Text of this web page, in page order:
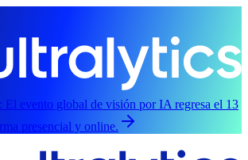
El evento global de visión por IA regresa el 13
presencial y online.